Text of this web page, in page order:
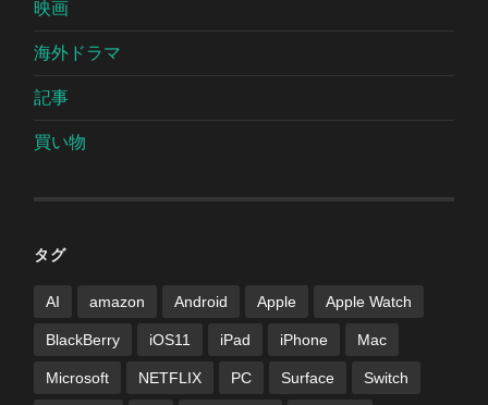
映画
海外ドラマ
記事
買い物
タグ
AI amazon Android Apple Apple Watch
BlackBerry iOS11 iPad iPhone Mac
Microsoft NETFLIX PC Surface Switch